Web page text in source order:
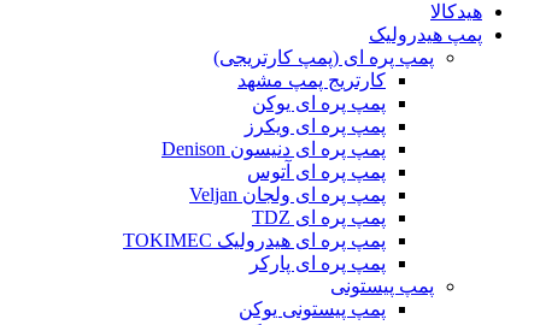
هیدکالا
پمپ هیدرولیک
پمپ پره ای (پمپ کارتریجی)
کارتریج پمپ مشهد
پمپ پره ای یوکن
پمپ پره ای ویکرز
پمپ پره ای دنیسون Denison
پمپ پره ای آتوس
پمپ پره ای ولجان Veljan
پمپ پره ای TDZ
پمپ پره ای هیدرولیک TOKIMEC
پمپ پره ای پارکر
پمپ پیستونی
پمپ پیستونی یوکن